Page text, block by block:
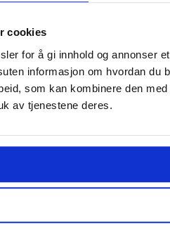
cookies
for å gi innhold og annonser
informasjon om hvordan du
som kan kombinere den
av tjenestene deres.